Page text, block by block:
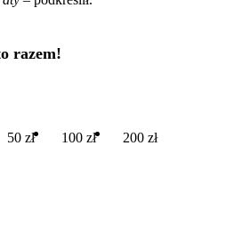
razem!
50 zł 100 zł 200 zł